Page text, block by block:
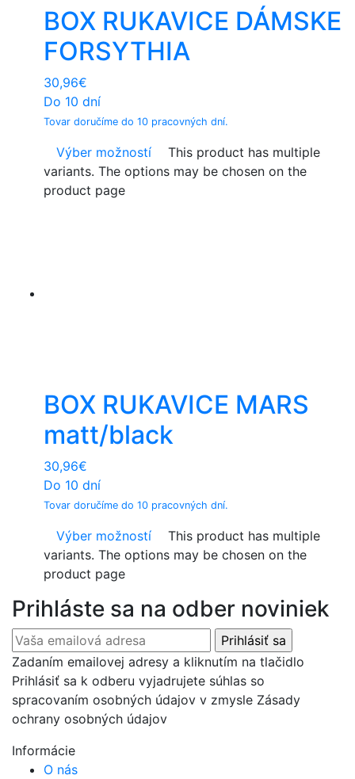
BOX RUKAVICE DÁMSKE
FORSYTHIA
30,96€
Do 10 dní
Tovar doručíme do 10 pracovných dní.
Výber možností
This product has multiple
variants. The options may be chosen on the
product page
BOX RUKAVICE MARS
matt/black
30,96€
Do 10 dní
Tovar doručíme do 10 pracovných dní.
Výber možností
This product has multiple
variants. The options may be chosen on the
product page
Prihláste sa na odber noviniek
Zadaním emailovej adresy a kliknutím na tlačidlo
Prihlásiť sa k odberu vyjadrujete súhlas so
spracovaním osobných údajov v zmysle Zásady
ochrany osobných údajov
Informácie
O nás